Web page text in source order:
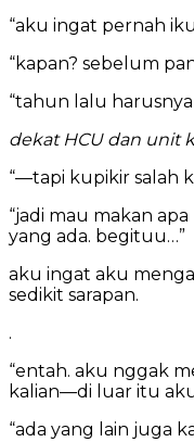
“aku ingat pernah
“kapan? sebelum
“tahun lalu
dekat HCU dan unit
“—tapi kupikir salah
“jadi mau makan
yang ada. begituu…”
aku ingat aku
sedikit sarapan.
.
“entah. aku nggak
kalian—di luar itu
“ada yang lain juga